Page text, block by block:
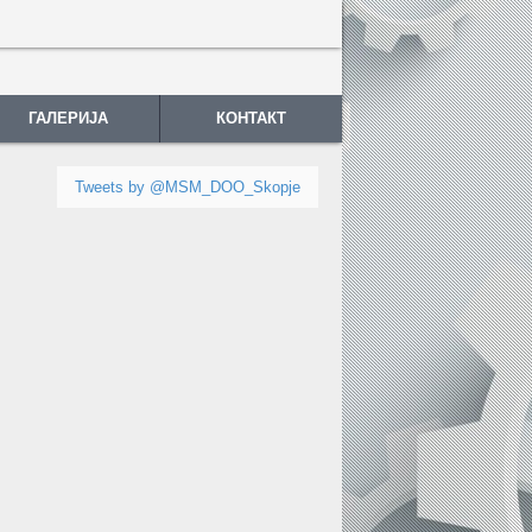
ГАЛЕРИЈА КОНТАКТ
Tweets by @MSM_DOO_Skopje